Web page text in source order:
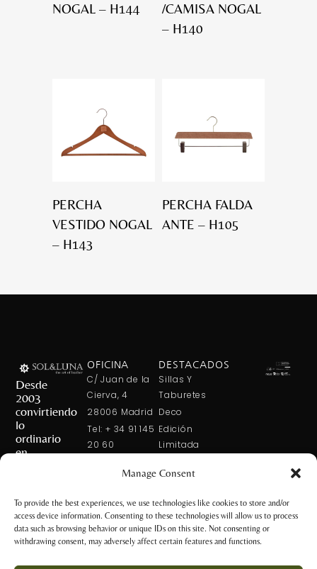
Manage Consent
To provide the best experiences, we use technologies like cookies to store and/or
access device information. Consenting to these technologies will allow us to process
data such as browsing behavior or unique IDs on this site. Not consenting or
withdrawing consent, may adversely affect certain features and functions.
NOGAL – H144
/CAMISA NOGAL
– H140
PERCHA
VESTIDO NOGAL
– H143
PERCHA FALDA
ANTE – H105
Desde
2003
convirtiendo
lo
ordinario
en
OFICINA
C/ Juan de la
Cierva, 4
28006 Madrid
Tel: + 34 91 145
20 60
TIENDA
C/ Núñez de
DESTACADOS
Sillas Y
Taburetes
Deco
Edición
Limitada
Mesa
Chic